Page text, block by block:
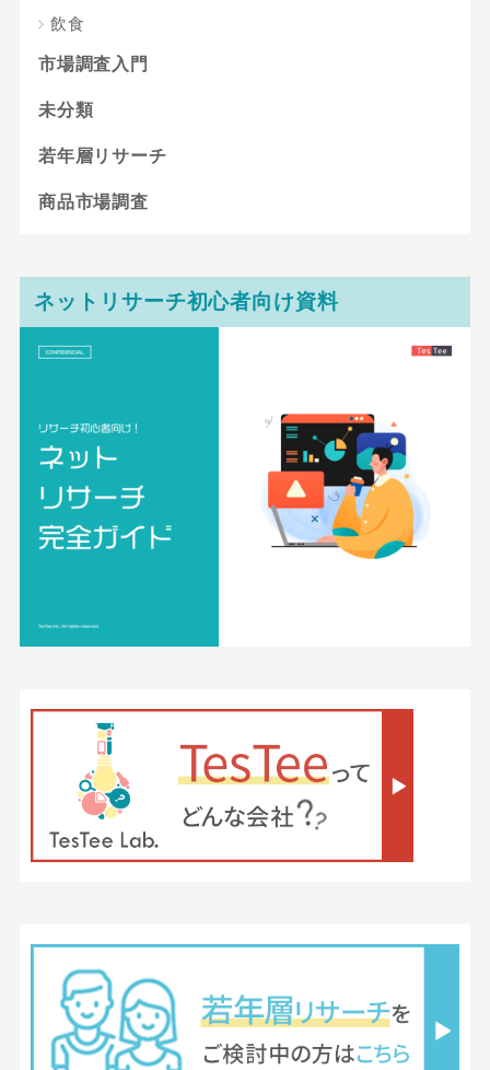
飲食
市場調査入門
未分類
若年層リサーチ
商品市場調査
ネットリサーチ初心者向け資料